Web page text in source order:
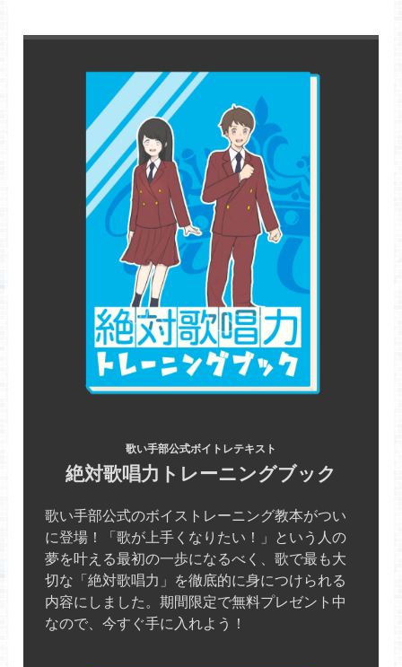
歌い手部公式ボイトレテキスト
絶対歌唱力トレーニングブック
歌い手部公式のボイストレーニング教本がつい
に登場！「歌が上手くなりたい！」という人の
夢を叶える最初の一歩になるべく、歌で最も大
切な「絶対歌唱力」を徹底的に身につけられる
内容にしました。期間限定で無料プレゼント中
なので、今すぐ手に入れよう！